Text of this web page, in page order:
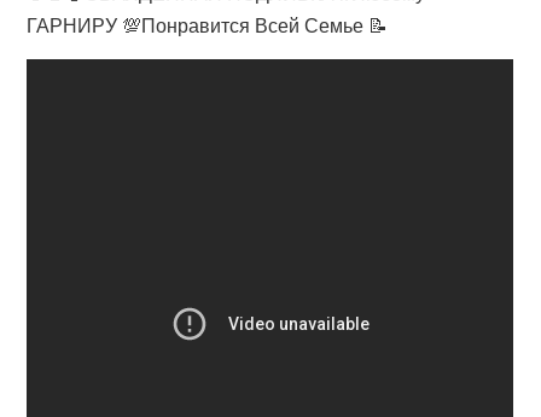
ГАРНИРУ 💯Понравится Всей Семье 📝